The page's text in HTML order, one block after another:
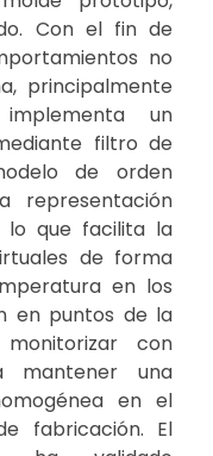
Con el fin de
no
principalmente
un
filtro de
de orden
representación
lo que facilita la
de forma
en los
en puntos de la
con
mantener una
en el
fabricación. El